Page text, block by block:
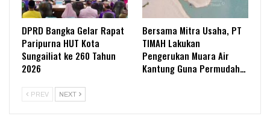
DPRD Bangka Gelar Rapat
Paripurna HUT Kota
Sungailiat ke 260 Tahun
2026
Bersama Mitra Usaha, PT
TIMAH Lakukan
Pengerukan Muara Air
Kantung Guna Permudah…
PREV NEXT